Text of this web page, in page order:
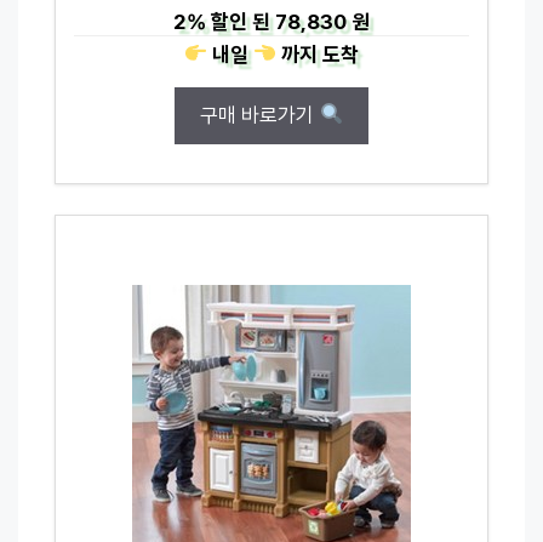
2%할인 된78,830 원
내일
까지도착
구매 바로가기